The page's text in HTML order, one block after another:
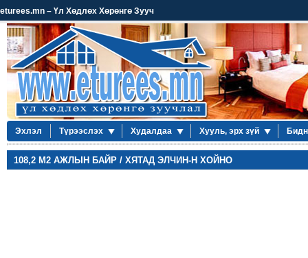
eturees.mn – Үл Хөдлөх Хөрөнгө Зууч
Эхлэл Түрээслэх Худалдаа Хууль, эрх зүй
108,2 М2 АЖЛЫН БАЙР / ХЯТАД ЭЛЧИН-Н ХОЙНО